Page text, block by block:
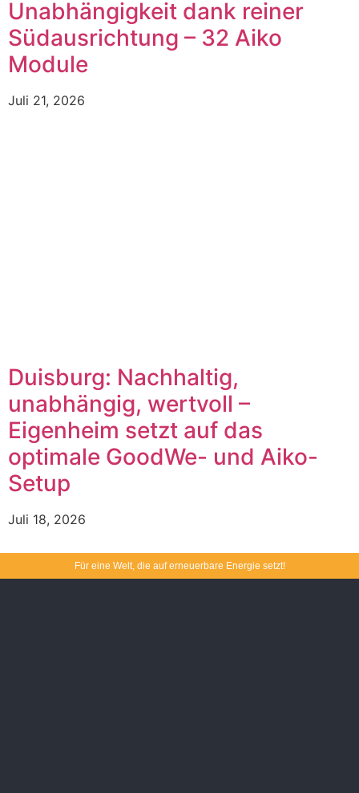
Unabhängigkeit dank reiner
Südausrichtung – 32 Aiko
Module
Juli 21, 2026
Duisburg: Nachhaltig,
unabhängig, wertvoll –
Eigenheim setzt auf das
optimale GoodWe- und Aiko-
Setup
Juli 18, 2026
Für eine Welt, die auf erneuerbare Energie setzt!